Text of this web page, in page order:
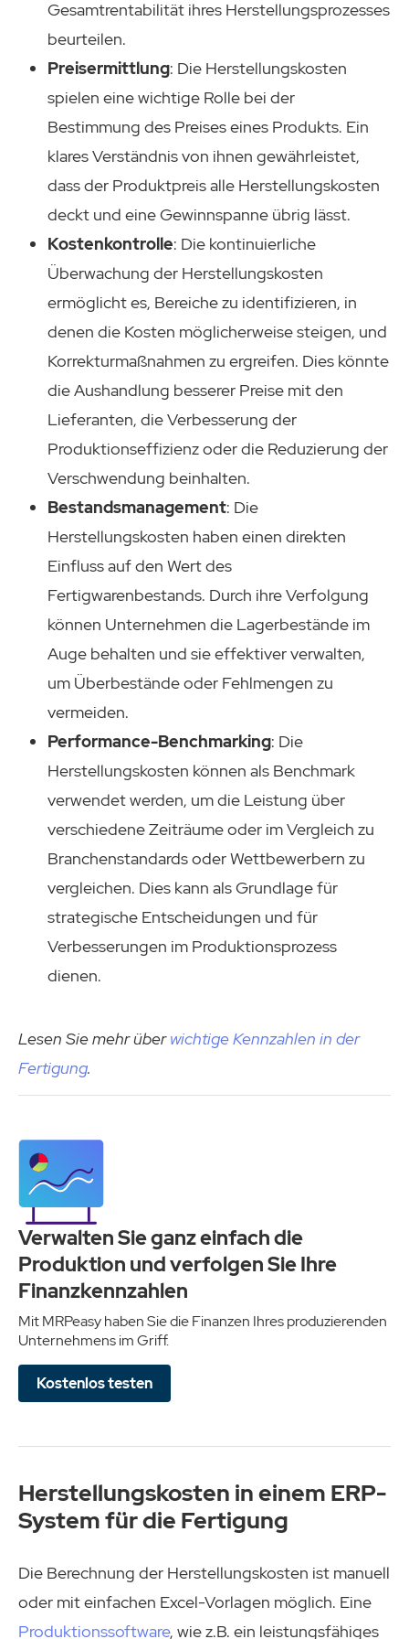
Gesamtrentabilität ihres Herstellungsprozesses
beurteilen.
Preisermittlung: Die Herstellungskosten
spielen eine wichtige Rolle bei der
Bestimmung des Preises eines Produkts. Ein
klares Verständnis von ihnen gewährleistet,
dass der Produktpreis alle Herstellungskosten
deckt und eine Gewinnspanne übrig lässt.
Kostenkontrolle: Die kontinuierliche
Überwachung der Herstellungskosten
ermöglicht es, Bereiche zu identifizieren, in
denen die Kosten möglicherweise steigen, und
Korrekturmaßnahmen zu ergreifen. Dies könnte
die Aushandlung besserer Preise mit den
Lieferanten, die Verbesserung der
Produktionseffizienz oder die Reduzierung der
Verschwendung beinhalten.
Bestandsmanagement: Die
Herstellungskosten haben einen direkten
Einfluss auf den Wert des
Fertigwarenbestands. Durch ihre Verfolgung
können Unternehmen die Lagerbestände im
Auge behalten und sie effektiver verwalten,
um Überbestände oder Fehlmengen zu
vermeiden.
Performance-Benchmarking: Die
Herstellungskosten können als Benchmark
verwendet werden, um die Leistung über
verschiedene Zeiträume oder im Vergleich zu
Branchenstandards oder Wettbewerbern zu
vergleichen. Dies kann als Grundlage für
strategische Entscheidungen und für
Verbesserungen im Produktionsprozess
dienen.
Lesen Sie mehr überwichtige Kennzahlen in der
Fertigung.
Verwalten Sie ganz einfach die
Produktion und verfolgen Sie Ihre
Finanzkennzahlen
Mit MRPeasy haben Sie die Finanzen Ihres produzierenden
Unternehmens im Griff.
Kostenlos testen
Herstellungskosten in einem ERP-
System für die Fertigung
Die Berechnung der Herstellungskosten ist manuell
oder mit einfachen Excel-Vorlagen möglich. Eine
Produktionssoftware, wie z.B. ein leistungsfähiges